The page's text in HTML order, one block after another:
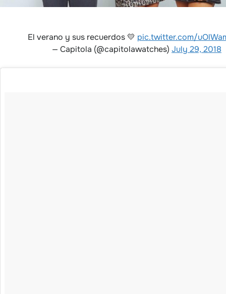
El verano y sus recuerdos 💛 pic.twitter.com/
— Capitola (@capitolawatches) July 29, 2018